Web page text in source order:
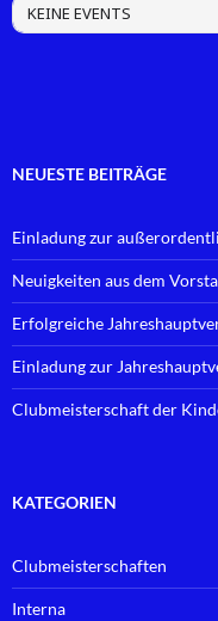
KEINE EVENTS
NEUESTE BEITRÄGE
Einladung zur
Neuigkeiten aus dem
Erfolgreiche
Einladung zur
Clubmeisterschaft der
KATEGORIEN
Clubmeisterschaften
Interna